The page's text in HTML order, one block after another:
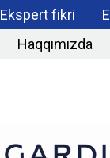
Ekspert fikri
Haqqımızda